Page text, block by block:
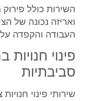
השירות כולל
ואריזה נכונה של
העבודה והקפדה
פינוי
סביבתיות
שירותי פינוי